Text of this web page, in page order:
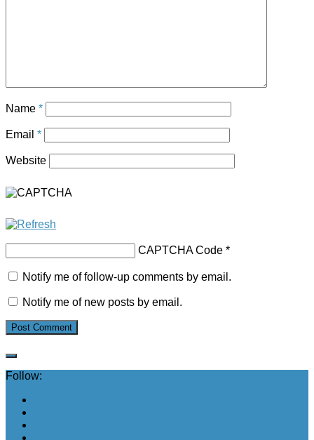
Name *
Email *
Website
CAPTCHA Code *
Notify me of follow-up comments by email.
Notify me of new posts by email.
Follow: